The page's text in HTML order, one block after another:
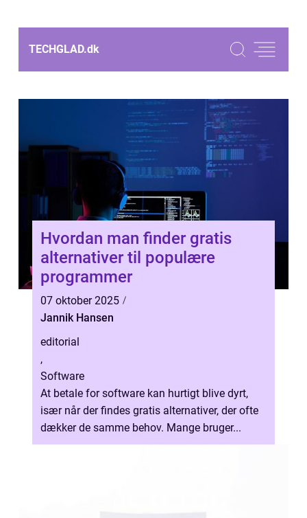
TECHGLAD.dk
Hvordan man finder gratis
alternativer til populære
programmer
07 oktober 2025
Jannik Hansen
editorial
,
Software
At betale for software kan hurtigt blive dyrt,
især når der findes gratis alternativer, der ofte
dækker de samme behov. Mange bruger...